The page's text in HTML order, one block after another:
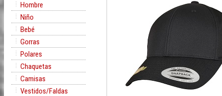
Hombre
Niño
Bebé
Gorras
Polares
Chaquetas
Camisas
Vestidos/Faldas